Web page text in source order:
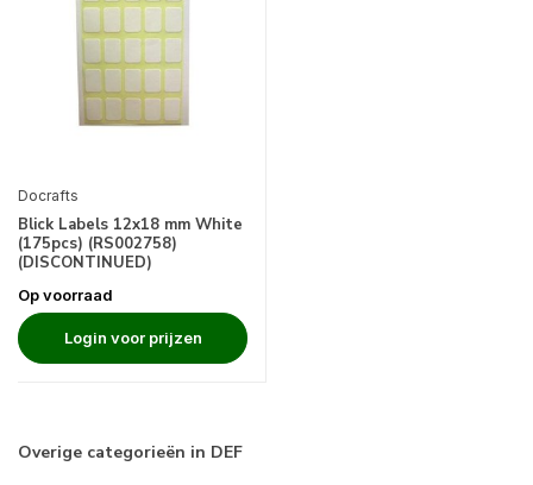
Docrafts
Blick Labels 12x18 mm White
(175pcs) (RS002758)
(DISCONTINUED)
Op voorraad
Login voor prijzen
Overige categorieën in DEF